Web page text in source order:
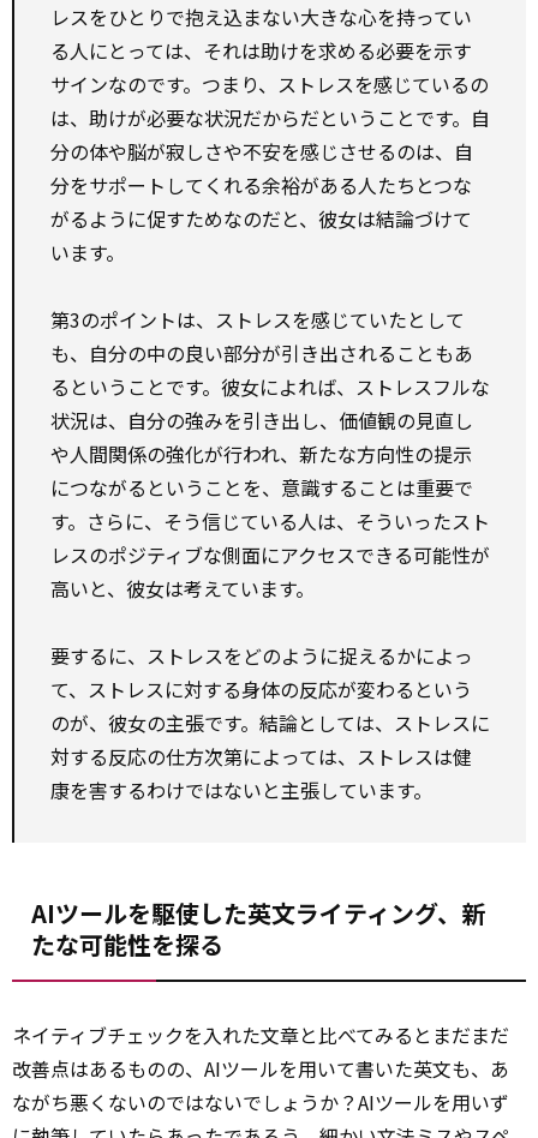
レスをひとりで抱え込まない大きな心を持ってい
る人にとっては、それは助けを求める必要を示す
サインなのです。つまり、ストレスを感じているの
は、助けが必要な状況だからだということです。自
分の体や脳が寂しさや不安を感じさせるのは、自
分をサポートしてくれる余裕がある人たちとつな
がるように促すためなのだと、彼女は結論づけて
います。
第3のポイントは、ストレスを感じていたとして
も、自分の中の良い部分が引き出されることもあ
るということです。彼女によれば、ストレスフルな
状況は、自分の強みを引き出し、価値観の見直し
や人間関係の強化が行われ、新たな方向性の提示
につながるということを、意識することは重要で
す。さらに、そう信じている人は、そういったスト
レスのポジティブな側面にアクセスできる可能性が
高いと、彼女は考えています。
要するに、ストレスをどのように捉えるかによっ
て、ストレスに対する身体の反応が変わるという
のが、彼女の主張です。結論としては、ストレスに
対する反応の仕方次第によっては、ストレスは健
康を害するわけではないと主張しています。
AIツールを駆使した英文ライティング、新
たな可能性を探る
ネイティブチェックを入れた文章と比べてみるとまだまだ
改善点はあるものの、AIツールを用いて書いた英文も、あ
ながち悪くないのではないでしょうか？AIツールを用いず